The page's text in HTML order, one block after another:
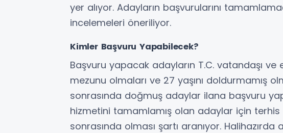
yer alıyor. Adayların başvurularını
incelemeleri öneriliyor.
Kimler Başvuru Yapabilecek?
Başvuru yapacak adayların T.C. vatandaşı ve
mezunu olmaları ve 27 yaşını doldurmamış
sonrasında doğmuş adaylar ilana başvuru
hizmetini tamamlamış olan adaylar için terhis
sonrasında olması şartı aranıyor.